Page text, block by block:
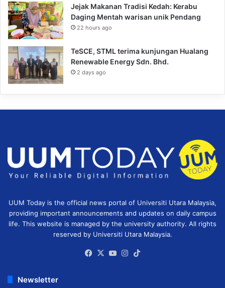
Jejak Makanan Tradisi Kedah: Kerabu
Daging Mentah warisan unik Pendang
22 hours ago
TeSCE, STML terima kunjungan Hualang
Renewable Energy Sdn. Bhd.
2 days ago
UUM Today is the official news portal of Universiti Utara Malaysia,
providing important announcements and updates on daily campus
life. This website is managed by the university authority. All rights
reserved by Universiti Utara Malaysia.
Facebook
X YouTubeInstagram
Newsletter